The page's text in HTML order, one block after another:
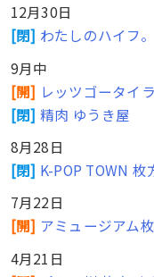
12月30日
[閉] わたしのハイフ。
9月中
[開] レッツゴータイラ
[閉] 精肉 ゆうき屋
8月28日
[閉] K-POP TOWN 枚
7月22日
[開] アミュージアム
4月21日